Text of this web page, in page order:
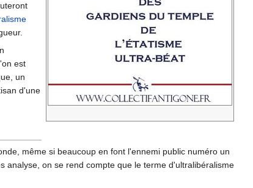
est
un
d'une
même si beaucoup en font l'ennemi public numéro un
analyse, on se rend compte que le terme d'ultralibéralisme